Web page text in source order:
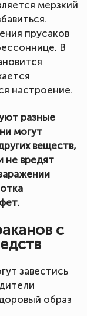
мерзкий
прусаков
В
настроение.
разные
могут
веществ,
не вредят
с
завестись
образ